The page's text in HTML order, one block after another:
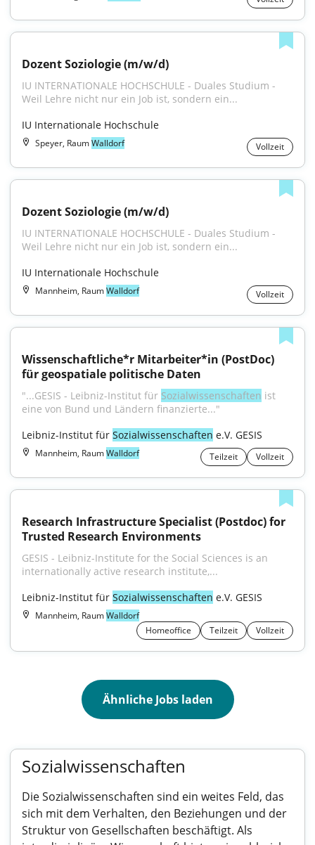
Dozent Soziologie (m/w/d)
IU INTERNATIONALE HOCHSCHULE - Duales Studium -
Weil Lehre nicht nur ein Job ist, sondern ein...
IU Internationale Hochschule
Speyer, RaumWalldorf Vollzeit
Dozent Soziologie (m/w/d)
IU INTERNATIONALE HOCHSCHULE - Duales Studium -
Weil Lehre nicht nur ein Job ist, sondern ein...
IU Internationale Hochschule
Mannheim, RaumWalldorf Vollzeit
Wissenschaftliche*r Mitarbeiter*in (PostDoc)
für geospatiale politische Daten
"...GESIS - Leibniz-Institut für Sozialwissenschaften ist
eine von Bund und Ländern finanzierte..."
Leibniz-Institut für Sozialwissenschaften e.V. GESIS
Mannheim, RaumWalldorf Teilzeit Vollzeit
Research Infrastructure Specialist (Postdoc) for
Trusted Research Environments
GESIS - Leibniz-Institute for the Social Sciences is an
internationally active research institute,...
Leibniz-Institut für Sozialwissenschaften e.V. GESIS
Mannheim, RaumWalldorf
Homeoffice
Teilzeit Vollzeit
Ähnliche Jobs laden
Sozialwissenschaften
Die Sozialwissenschaften sind ein weites Feld, das
sich mit dem Verhalten, den Beziehungen und der
Struktur von Gesellschaften beschäftigt. Als